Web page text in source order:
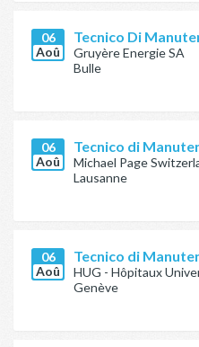
06
Aoû
Tecnico Di
Gruyère Energie SA
Bulle
06
Aoû
Tecnico di
Michael Page
Lausanne
06
Aoû
Tecnico di
HUG - Hôpitaux
Genève